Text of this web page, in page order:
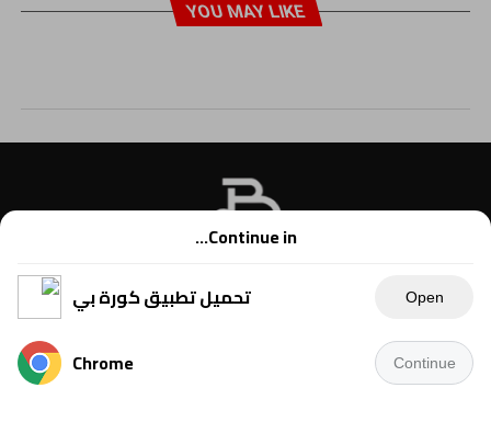
YOU MAY LIKE
Copyright © 2021 Kora B, powered by Ahmednet.info
Continue in...
تحميل تطبيق كورة بي
Open
Chrome Continue